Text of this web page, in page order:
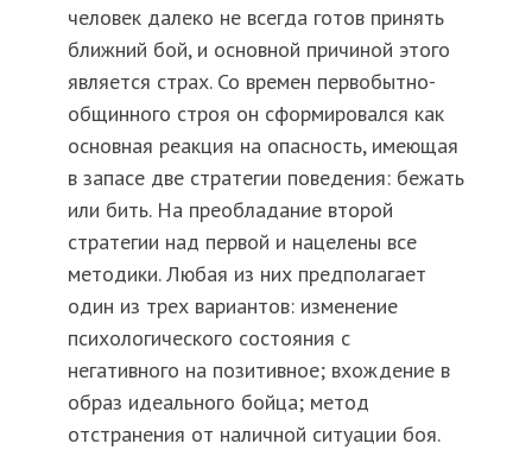
человек далеко не всегда готов принять
ближний бой, и основной причиной этого
является страх. Со времен первобытно-
общинного строя он сформировался как
основная реакция на опасность, имеющая
в запасе две стратегии поведения: бежать
или бить. На преобладание второй
стратегии над первой и нацелены все
методики. Любая из них предполагает
один из трех вариантов: изменение
психологического состояния с
негативного на позитивное; вхождение в
образ идеального бойца; метод
отстранения от наличной ситуации боя.